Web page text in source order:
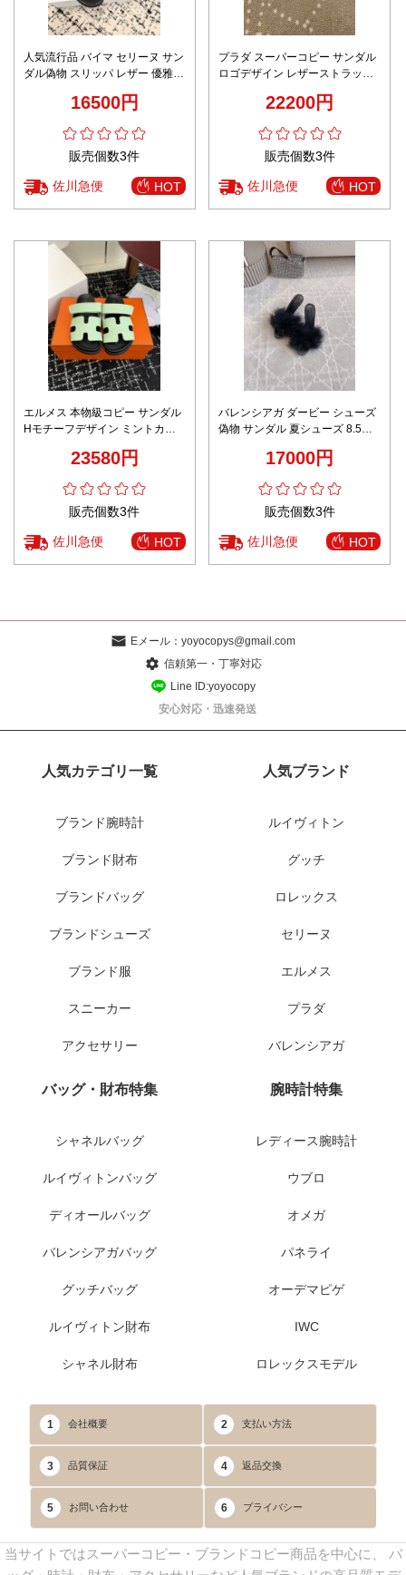
人気流行品 バイマ セリーヌ サン
ダル偽物 スリッパ レザー 優雅レ
16500円
販売個数3件
佐川急便 HOT
プラダ スーパーコピー サンダル
ロゴデザイン レザーストラップ
22200円
販売個数3件
佐川急便 HOT
エルメス 本物級コピー サンダル
Hモチーフデザイン ミントカラ
23580円
販売個数3件
佐川急便 HOT
バレンシアガ ダービー シューズ
偽物 サンダル 夏シューズ 8.5㎝
17000円
販売個数3件
佐川急便 HOT
Eメール： yoyocopys@gmail.com
信頼第一・丁寧対応
Line ID:yoyocopy
安心対応・迅速発送
人気カテゴリ一覧
ブランド腕時計
ブランド財布
ブランドバッグ
ブランドシューズ
ブランド服
スニーカー
アクセサリー
人気ブランド
ルイヴィトン
グッチ
ロレックス
セリーヌ
エルメス
プラダ
バレンシアガ
バッグ・財布特集
シャネルバッグ
ルイヴィトンバッグ
ディオールバッグ
バレンシアガバッグ
グッチバッグ
ルイヴィトン財布
シャネル財布
腕時計特集
レディース腕時計
ウブロ
オメガ
パネライ
オーデマピゲ
IWC
ロレックスモデル
1 会社概要 2 支払い方法
3 品質保証 4 返品交換
5 お問い合わせ 6 プライバシー
当サイトではスーパーコピー・ブランドコピー商品を中心に、 バ